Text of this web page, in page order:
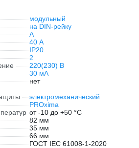
модульный
на DIN-рейку
А
40 А
IP20
2
220(230) В
30 мА
нет
электромеханический
PROxima
от -10 до +50 °С
82 мм
35 мм
66 мм
ГОСТ IEC 61008-1-2020